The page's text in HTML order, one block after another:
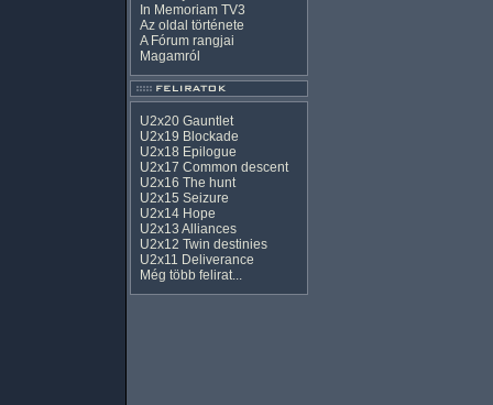
In Memoriam TV3
Az oldal története
A Fórum rangjai
Magamról
U2x20 Gauntlet
U2x19 Blockade
U2x18 Epilogue
U2x17 Common descent
U2x16 The hunt
U2x15 Seizure
U2x14 Hope
U2x13 Alliances
U2x12 Twin destinies
U2x11 Deliverance
Még több felirat...